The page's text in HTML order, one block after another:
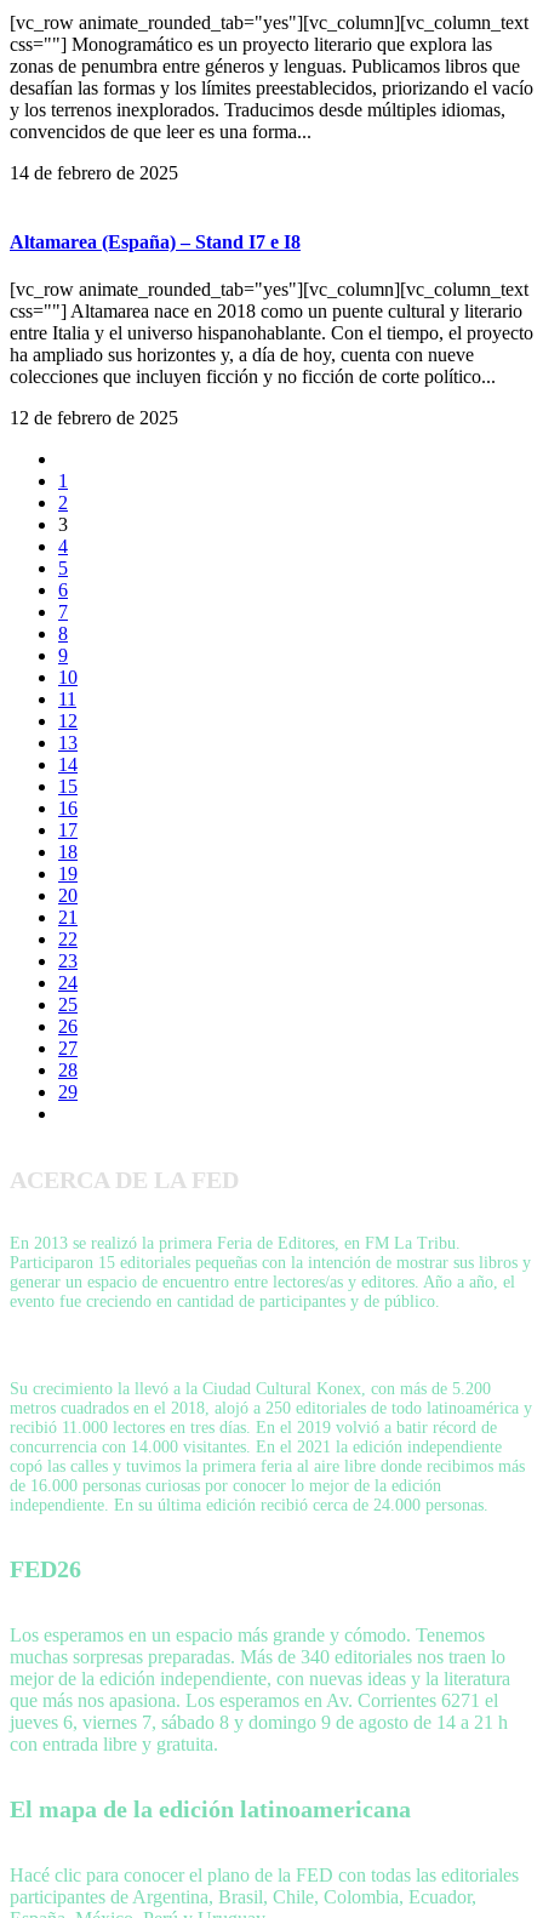
[vc_row animate_rounded_tab="yes"][vc_column][vc_column_text
css=""] Monogramático es un proyecto literario que explora las
zonas de penumbra entre géneros y lenguas. Publicamos libros que
desafían las formas y los límites preestablecidos, priorizando el vacío
y los terrenos inexplorados. Traducimos desde múltiples idiomas,
convencidos de que leer es una forma...
14 de febrero de 2025
Altamarea (España) – Stand I7 e I8
[vc_row animate_rounded_tab="yes"][vc_column][vc_column_text
css=""] Altamarea nace en 2018 como un puente cultural y literario
entre Italia y el universo hispanohablante. Con el tiempo, el proyecto
ha ampliado sus horizontes y, a día de hoy, cuenta con nueve
colecciones que incluyen ficción y no ficción de corte político...
12 de febrero de 2025
1
2
3
4
5
6
7
8
9
10
11
12
13
14
15
16
17
18
19
20
21
22
23
24
25
26
27
28
29
ACERCA DE LA FED
En 2013 se realizó la primera Feria de Editores, en FM La Tribu.
Participaron 15 editoriales pequeñas con la intención de mostrar sus libros y
generar un espacio de encuentro entre lectores/as y editores. Año a año, el
evento fue creciendo en cantidad de participantes y de público.
Su crecimiento la llevó a la Ciudad Cultural Konex, con más de 5.200
metros cuadrados en el 2018, alojó a 250 editoriales de todo latinoamérica y
recibió 11.000 lectores en tres días. En el 2019 volvió a batir récord de
concurrencia con 14.000 visitantes. En el 2021 la edición independiente
copó las calles y tuvimos la primera feria al aire libre donde recibimos más
de 16.000 personas curiosas por conocer lo mejor de la edición
independiente. En su última edición recibió cerca de 24.000 personas.
FED26
Los esperamos en un espacio más grande y cómodo. Tenemos
muchas sorpresas preparadas. Más de 340 editoriales nos traen lo
mejor de la edición independiente, con nuevas ideas y la literatura
que más nos apasiona. Los esperamos en Av. Corrientes 6271 el
jueves 6, viernes 7, sábado 8 y domingo 9 de agosto de 14 a 21 h
con entrada libre y gratuita.
El mapa de la edición latinoamericana
Hacé clic para conocer el plano de la FED con todas las editoriales
participantes de Argentina, Brasil, Chile, Colombia, Ecuador,